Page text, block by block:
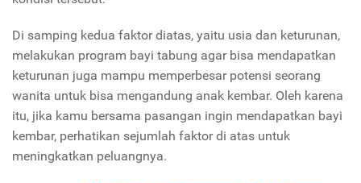
Di samping kedua faktor diatas, yaitu usia dan keturunan,
melakukan program bayi tabung agar bisa mendapatkan
keturunan juga mampu memperbesar potensi seorang
wanita untuk bisa mengandung anak kembar. Oleh karena
itu, jika kamu bersama pasangan ingin mendapatkan bayi
kembar, perhatikan sejumlah faktor di atas untuk
meningkatkan peluangnya.